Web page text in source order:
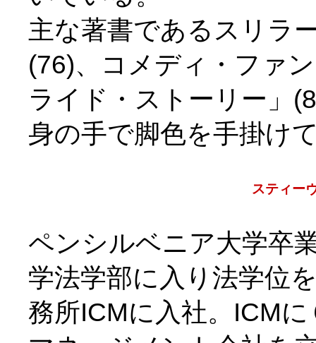
主な著書であるスリラ
(76)、コメディ・ファ
ライド・ストーリー」
身の手で脚色を手掛け
スティー
ペンシルベニア大学卒
学法学部に入り法学位
務所ICMに入社。ICM